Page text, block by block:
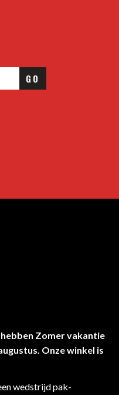
GO
Zomer vakantie
Onze winkel is
wedstrijd pak-